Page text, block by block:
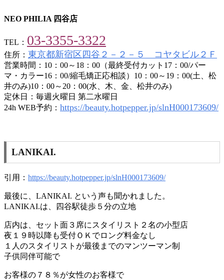
NEO PHILIA 四谷店
TEL： 03-3355-3322
住所： 東京都新宿区四谷２－２－５ コヤタビル２Ｆ
営業時間：10：00～18：00（最終受付カット17：00/パー
マ・カラー16：00/縮毛矯正応相談）10：00～19：00(土、松
井のみ)10：00～20：00(水、木、金、松井のみ)
定休日：毎週火曜日 第二水曜日
24h WEB予約： https://beauty.hotpepper.jp/slnH000173609/
LANIKAI.
引用： https://beauty.hotpepper.jp/slnH000173609/
最後に、LANIKAI. という声も聞かれました。
LANIKAI.は、四谷駅徒歩５分の立地
店内は、セット面３席にスタイリスト２名の小型店
夜１９時以降も受付ＯＫでロング料金なし
１人のスタイリストが最後までのマンツーマン制
子供同伴可能で
お客様の７８％が女性のお客様で